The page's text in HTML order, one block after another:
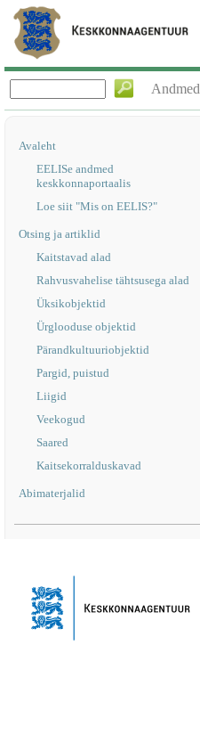
Andmed
Avaleht
EELISe andmed
keskkonnaportaalis
Loe siit "Mis on EELIS?"
Otsing ja artiklid
Kaitstavad alad
Rahvusvahelise tähtsusega alad
Üksikobjektid
Ürglooduse objektid
Pärandkultuuriobjektid
Pargid, puistud
Liigid
Veekogud
Saared
Kaitsekorralduskavad
Abimaterjalid